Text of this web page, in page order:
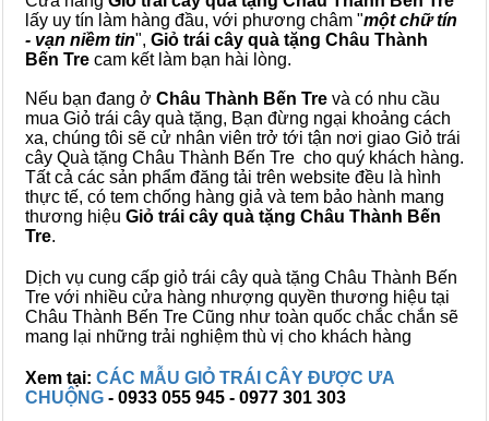
lấy uy tín làm hàng đầu, với phương châm "một chữ tín
- vạn niềm tin", Giỏ trái cây quà tặng Châu Thành
Bến Tre cam kết làm bạn hài lòng.
Nếu bạn đang ở Châu Thành Bến Tre và có nhu cầu
mua Giỏ trái cây quà tặng, Bạn đừng ngại khoảng cách
xa, chúng tôi sẽ cử nhân viên trở tới tận nơi giao Giỏ trái
cây Quà tặng Châu Thành Bến Tre cho quý khách hàng.
Tất cả các sản phẩm đăng tải trên website đều là hình
thực tế, có tem chống hàng giả và tem bảo hành mang
thương hiệu Giỏ trái cây quà tặng Châu Thành Bến
Tre.
Dịch vụ cung cấp giỏ trái cây quà tặng Châu Thành Bến
Tre với nhiều cửa hàng nhượng quyền thương hiệu tại
Châu Thành Bến Tre Cũng như toàn quốc chắc chắn sẽ
mang lại những trải nghiệm thù vị cho khách hàng
Xem tại: CÁC MẪU GIỎ TRÁI CÂY ĐƯỢC ƯA
CHUỘNG - 0933 055 945 - 0977 301 303